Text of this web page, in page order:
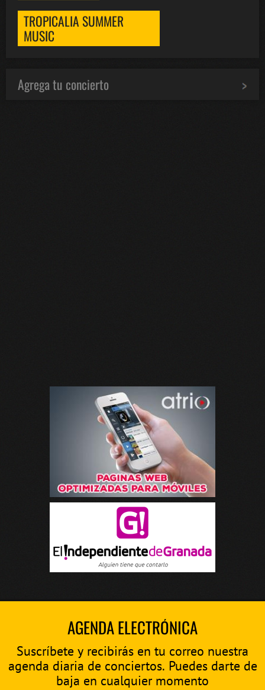
TROPICALIA SUMMER
MUSIC
Agrega tu concierto
AGENDA ELECTRÓNICA
Suscríbete y recibirás en tu correo nuestra
agenda diaria de conciertos. Puedes darte de
baja en cualquier momento